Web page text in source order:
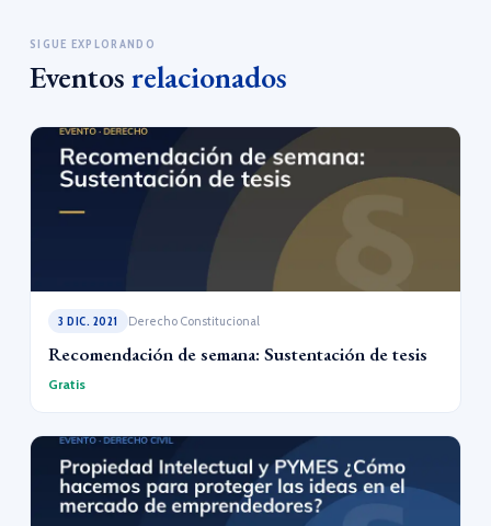
SIGUE EXPLORANDO
Eventosrelacionados
3 DIC. 2021 Derecho Constitucional
Recomendación de semana: Sustentación de tesis
Gratis